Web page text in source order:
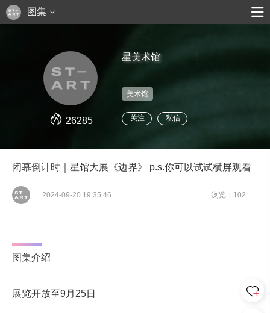
图集
26285
星美术馆
美术馆
关注 私信
闭幕倒计时｜星馆大展《边界》 p.s.你可以试试横屏观看
2024-09-20 19:35:46 浏览：102
图集介绍
展览开放至9月25日